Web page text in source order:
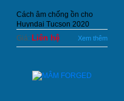
Cách âm chống ồn cho
Huyndai Tucson 2020
Giá: Liên hệ Xem thêm